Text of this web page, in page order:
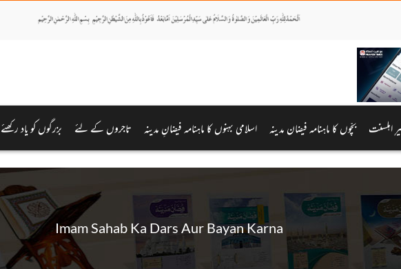
اہلسنت بچّوں کا ماہنامہ فیضان مدینہ اسلامی بہنوں کا ماہنامہ فیضانِ مدینہ تاجروں کے لئے بزرگوں کو یاد رکھئے
Imam Sahab Ka Dars Aur Bayan Karna